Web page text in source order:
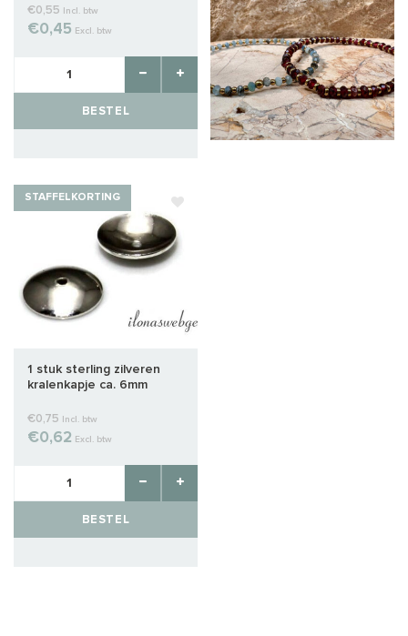
€0,55 Incl. btw
€0,45 Excl. btw
BESTEL
STAFFELKORTING
1 stuk sterling zilveren
kralenkapje ca. 6mm
€0,75 Incl. btw
€0,62 Excl. btw
BESTEL